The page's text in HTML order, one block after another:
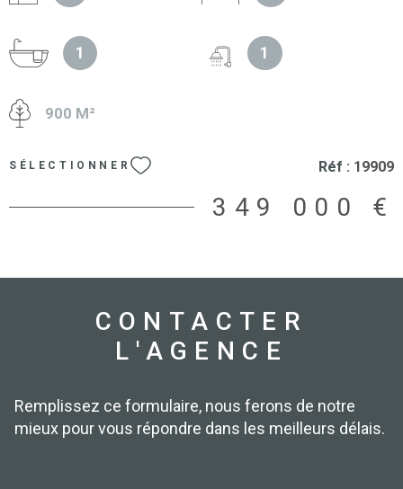
grande mezzanine. Fenêtres double vitrage, volets
électriques, poêle à bois, panneaux solaires, dépendance, le
tout sur un terrain de 900m2 clos avec portail. Belles
informations sur les risques auxquels ce bien est exposé
sont disponibles sur le site Géorisques
1 1
900 M²
SÉLECTIONNER Réf : 19909
349 000 €
CONTACTER
L'AGENCE
Remplissez ce formulaire, nous ferons de notre
mieux pour vous répondre dans les meilleurs délais.